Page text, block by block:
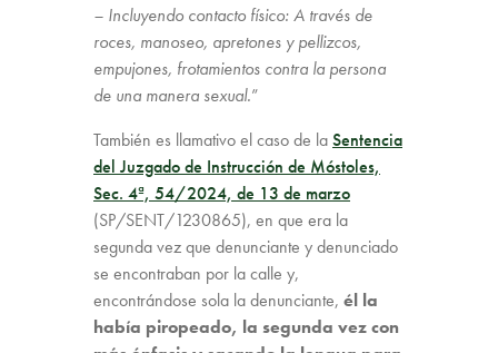
– Incluyendo contacto físico: A través de
roces, manoseo, apretones y pellizcos,
empujones, frotamientos contra la persona
de una manera sexual.”
También es llamativo el caso de laSentencia
del Juzgado de Instrucción de Móstoles,
Sec. 4ª, 54/2024, de 13 de marzo
(SP/SENT/1230865), en que era la
segunda vez que denunciante y denunciado
se encontraban por la calle y,
encontrándose sola la denunciante, él la
había piropeado, la segunda vez con